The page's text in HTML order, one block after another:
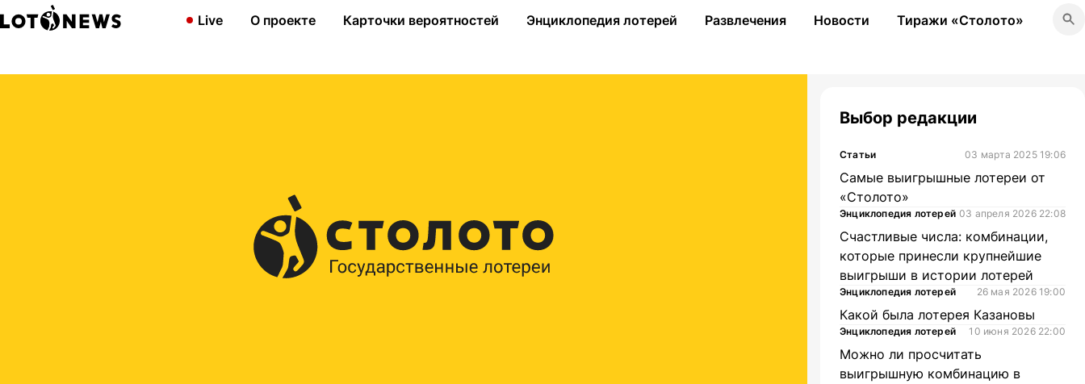
Live О проекте Карточки вероятностей Энциклопедия лотерей Развлечения Новости Тиражи «Столото»
Выбор редакции
Статьи 03 марта 2025 19:06
Самые выигрышные лотереи от
«Столото»
Энциклопедия лотерей 03 апреля 2026 22:08
Счастливые числа: комбинации,
которые принесли крупнейшие
выигрыши в истории лотерей
Энциклопедия лотерей 26 мая 2026 19:00
Какой была лотерея Казановы
Энциклопедия лотерей 10 июня 2026 22:00
Можно ли просчитать
выигрышную комбинацию в